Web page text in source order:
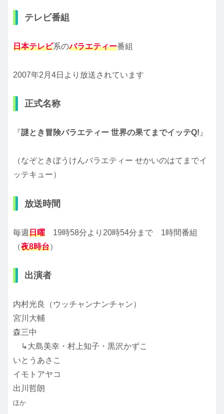
テレビ番組
日本テレビ系のバラエティー番組
2007年2月4日より放送されています
正式名称
『謎とき冒険バラエティー 世界の果てまでイッテQ! 』
（なぞときぼうけんバラエティー せかいのはてまでイ
ッテキュー）
放送時間
毎週日曜 19時58分より20時54分まで 1時間番組
（夜8時台）
出演者
内村光良（ウッチャンナンチャン）
宮川大輔
森三中
↳大島美幸・村上知子・黒沢かずこ
いとうあさこ
イモトアヤコ
出川哲朗
ほか